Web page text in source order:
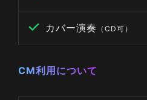
カバー演奏 （CD可）
CM利用について